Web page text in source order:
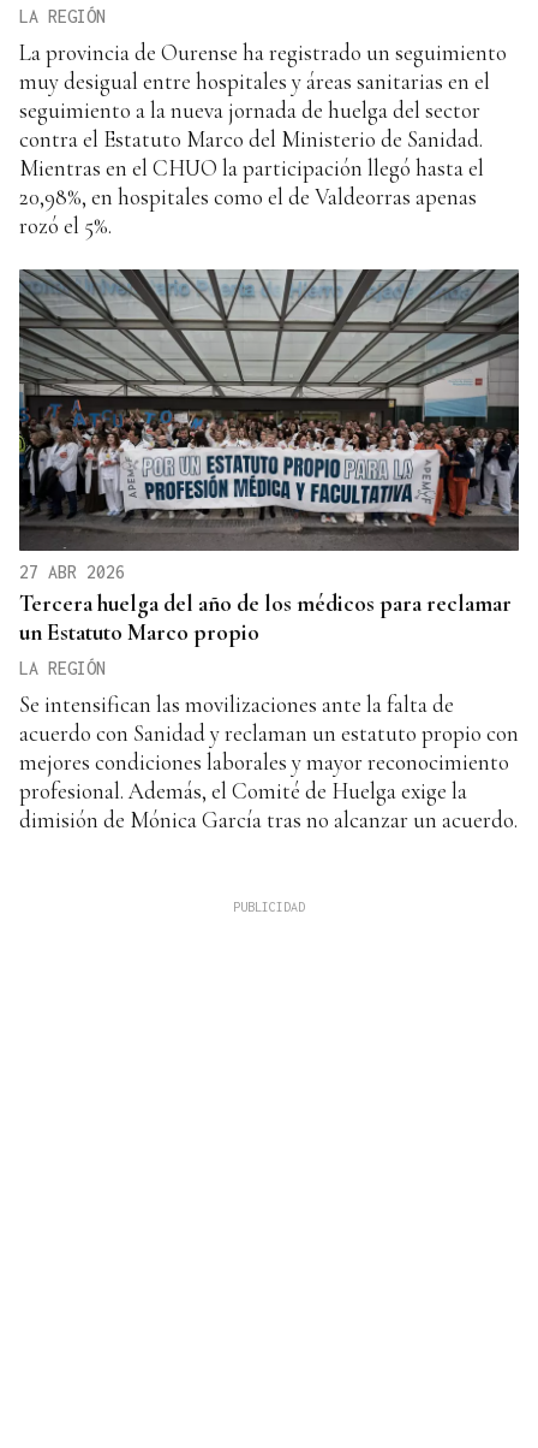
LA REGIÓN
La provincia de Ourense ha registrado un seguimiento
muy desigual entre hospitales y áreas sanitarias en el
seguimiento a la nueva jornada de huelga del sector
contra el Estatuto Marco del Ministerio de Sanidad.
Mientras en el CHUO la participación llegó hasta el
20,98%, en hospitales como el de Valdeorras apenas
rozó el 5%.
27 ABR 2026
Tercera huelga del año de los médicos para reclamar
un Estatuto Marco propio
LA REGIÓN
Se intensifican las movilizaciones ante la falta de
acuerdo con Sanidad y reclaman un estatuto propio con
mejores condiciones laborales y mayor reconocimiento
profesional. Además, el Comité de Huelga exige la
dimisión de Mónica García tras no alcanzar un acuerdo.